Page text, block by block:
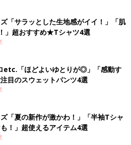
「サラッとした生地感がイイ！」「肌
」超おすすめ★Tシャツ4選
etc.「ほどよいゆとりが◎」「感動す
目のスウェットパンツ4選
「夏の新作が激かわ！」「半袖Tシャ
！」超使えるアイテム4選